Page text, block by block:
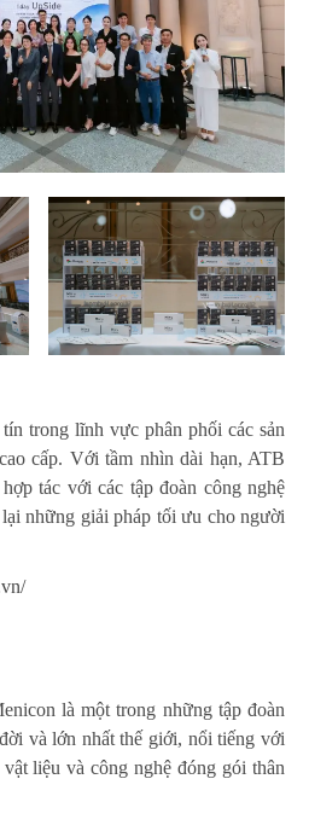
trong lĩnh vực phân phối các sản
cấp. Với tầm nhìn dài hạn, ATB
tác với các tập đoàn công nghệ
những giải pháp tối ưu cho người
là một trong những tập đoàn
và lớn nhất thế giới, nổi tiếng với
liệu và công nghệ đóng gói thân